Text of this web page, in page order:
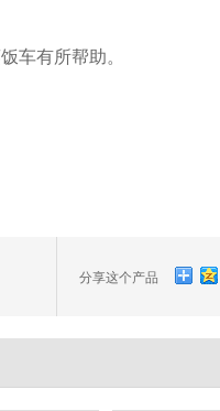
所帮助。
分享这个产品